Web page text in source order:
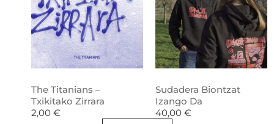
The Titanians –
Txikitako Zirrara
2,00 €
Sudadera Biontzat
Izango Da
40,00 €